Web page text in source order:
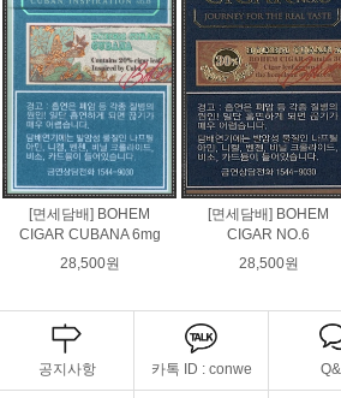
[면세담배] BOHEM
CIGAR CUBANA 6mg
28,500원
[면세담배] BOHEM
CIGAR NO.6
28,500원
공지사항 카톡 ID : conwe